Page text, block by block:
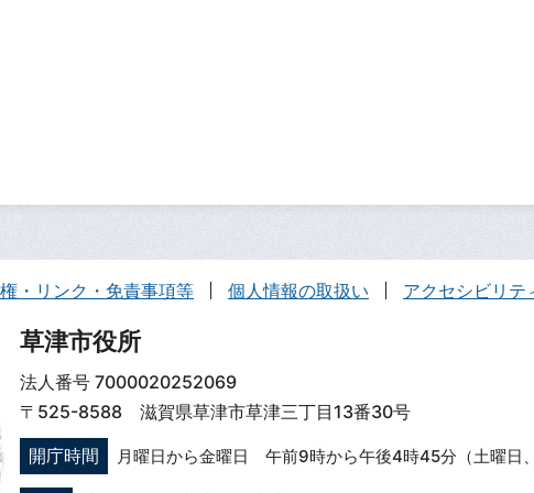
・リンク・免責事項等 個人情報の取扱い アクセシビリテ
草津市役所
法人番号 7000020252069
〒525-8588 滋賀県草津市草津三丁目13番30号
開庁時間
月曜日から金曜日 午前9時から午後4時45分（土曜日